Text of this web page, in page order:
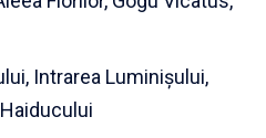
Intrarea Luminișului,